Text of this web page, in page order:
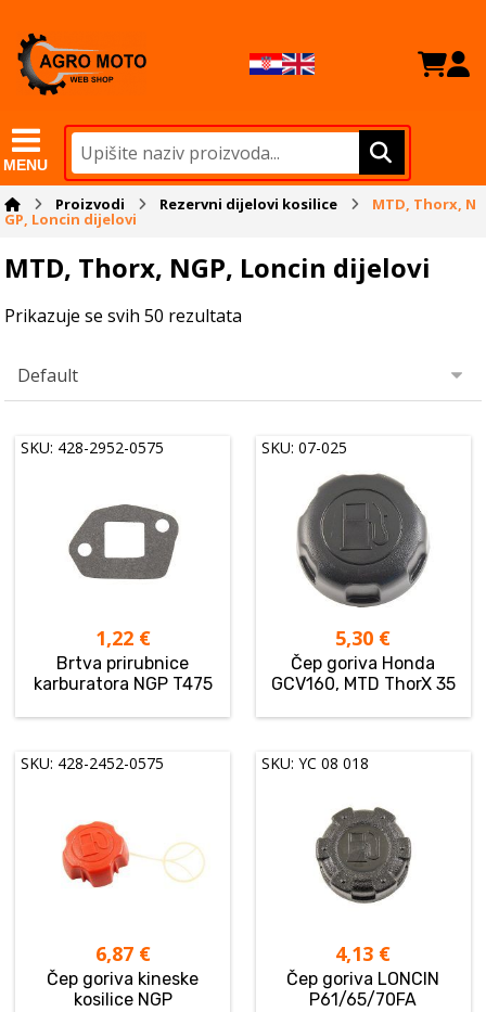
MENU
Proizvodi Rezervni dijelovi kosilice MTD, Thorx, N
GP, Loncin dijelovi
MTD, Thorx, NGP, Loncin dijelovi
Prikazuje se svih 50 rezultata
SKU: 428-2952-0575
1,22 €
Brtva prirubnice
karburatora NGP T475
SKU: 07-025
5,30 €
Čep goriva Honda
GCV160, MTD ThorX 35
SKU: 428-2452-0575
6,87 €
Čep goriva kineske
kosilice NGP
SKU: YC 08 018
4,13 €
Čep goriva LONCIN
P61/65/70FA